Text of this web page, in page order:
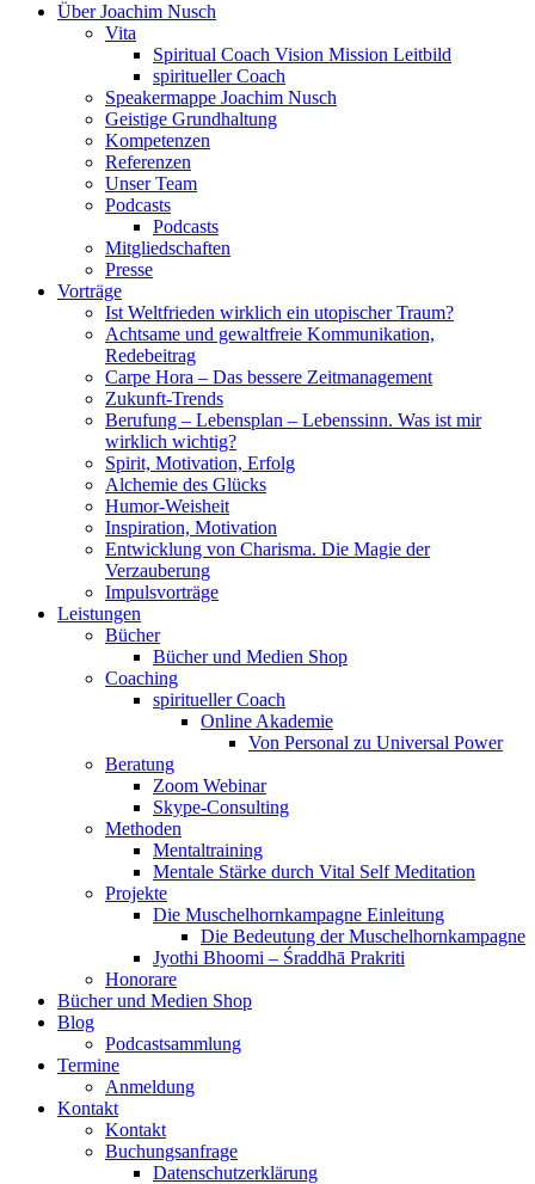
Über Joachim Nusch
Vita
Spiritual Coach Vision Mission Leitbild
spiritueller Coach
Speakermappe Joachim Nusch
Geistige Grundhaltung
Kompetenzen
Referenzen
Unser Team
Podcasts
Podcasts
Mitgliedschaften
Presse
Vorträge
Ist Weltfrieden wirklich ein utopischer Traum?
Achtsame und gewaltfreie Kommunikation,
Redebeitrag
Carpe Hora – Das bessere Zeitmanagement
Zukunft-Trends
Berufung – Lebensplan – Lebenssinn. Was ist mir
wirklich wichtig?
Spirit, Motivation, Erfolg
Alchemie des Glücks
Humor-Weisheit
Inspiration, Motivation
Entwicklung von Charisma. Die Magie der
Verzauberung
Impulsvorträge
Leistungen
Bücher
Bücher und Medien Shop
Coaching
spiritueller Coach
Online Akademie
Von Personal zu Universal Power
Beratung
Zoom Webinar
Skype-Consulting
Methoden
Mentaltraining
Mentale Stärke durch Vital Self Meditation
Projekte
Die Muschelhornkampagne Einleitung
Die Bedeutung der Muschelhornkampagne
Jyothi Bhoomi – Śraddhā Prakriti
Honorare
Bücher und Medien Shop
Blog
Podcastsammlung
Termine
Anmeldung
Kontakt
Kontakt
Buchungsanfrage
Datenschutzerklärung